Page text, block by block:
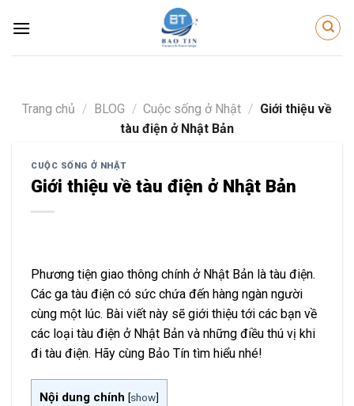
Trang chủ / BLOG / Cuộc sống ở Nhật / Giới thiệu về
tàu điện ở Nhật Bản
CUỘC SỐNG Ở NHẬT
Giới thiệu về tàu điện ở Nhật Bản
Phương tiện giao thông chính ở Nhật Bản là tàu điện.
Các ga tàu điện có sức chứa đến hàng ngàn người
cùng một lúc. Bài viết này sẽ giới thiệu tới các bạn về
các loại tàu điện ở Nhật Bản và những điều thú vị khi
đi tàu điện. Hãy cùng Bảo Tín tìm hiểu nhé!
Nội dung chính [show]